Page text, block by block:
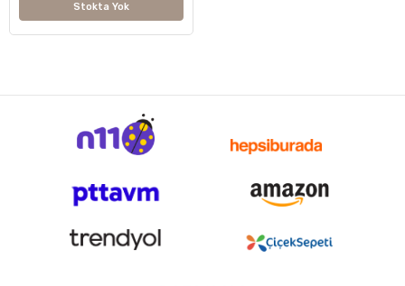
Stokta Yok